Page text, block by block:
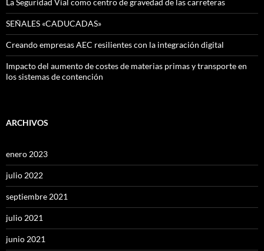
La Seguridad Vial como centro de gravedad de las carreteras
SEÑALES «CADUCADAS»
Creando empresas AEC resilientes con la integración digital
Impacto del aumento de costes de materias primas y transporte en
los sistemas de contención
ARCHIVOS
enero 2023
julio 2022
septiembre 2021
julio 2021
junio 2021